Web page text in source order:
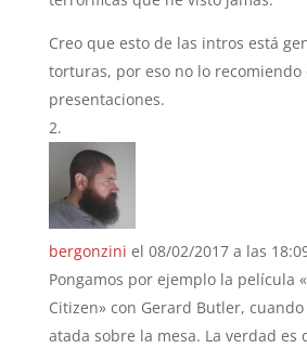
Creo que esto de las intros está
torturas, por eso no lo recomiendo
presentaciones.
bergonzini el 08/02/2017 a las
Pongamos por ejemplo la película
Citizen» con Gerard Butler,
atada sobre la mesa. La verdad es